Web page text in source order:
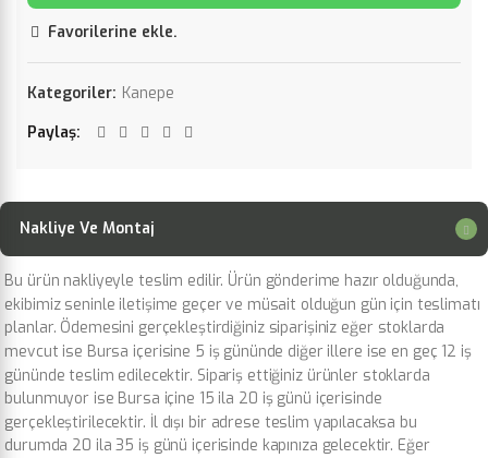
Favorilerine ekle.
Kategoriler: Kanepe
Paylaş
Nakliye Ve Montaj
Bu ürün nakliyeyle teslim edilir. Ürün gönderime hazır olduğunda,
ekibimiz seninle iletişime geçer ve müsait olduğun gün için teslimatı
planlar. Ödemesini gerçekleştirdiğiniz siparişiniz eğer stoklarda
mevcut ise Bursa içerisine 5 iş gününde diğer illere ise en geç 12 iş
gününde teslim edilecektir. Sipariş ettiğiniz ürünler stoklarda
bulunmuyor ise Bursa içine 15 ila 20 iş günü içerisinde
gerçekleştirilecektir. İl dışı bir adrese teslim yapılacaksa bu
durumda 20 ila 35 iş günü içerisinde kapınıza gelecektir. Eğer